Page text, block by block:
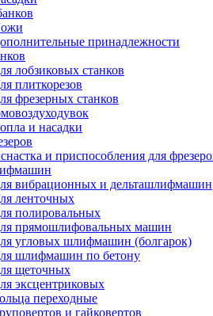
принадлежности
лобзиковых станков
плиткорезов
фрезерных станков
и насадки
и приспособления для
вибрационных и дельташлифмашин
ленточных
полировальных
прямошлифовальных машин
угловых шлифмашин (болгарок)
шлифмашин по бетону
щеточных
эксцентриковых
переходные
и гайковертов